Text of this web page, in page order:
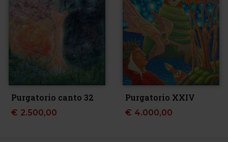
Purgatorio canto 32
€ 2.500,00
Purgatorio XXIV
€ 4.000,00